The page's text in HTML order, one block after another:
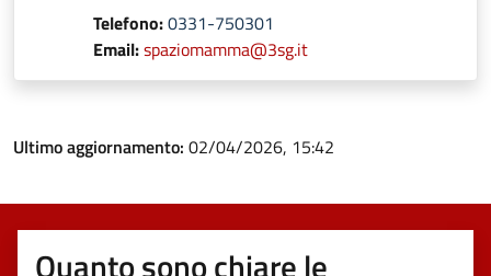
Telefono:0331-750301
Email:spaziomamma@3sg.it
Ultimo aggiornamento: 02/04/2026, 15:42
Quanto sono chiare le